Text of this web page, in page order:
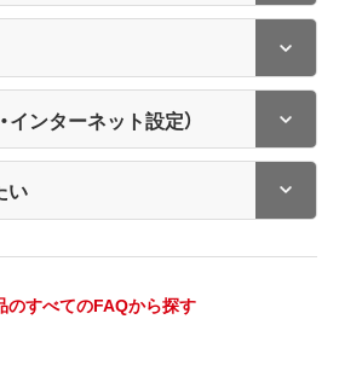
インターネット設定）
い
のすべてのFAQから探す